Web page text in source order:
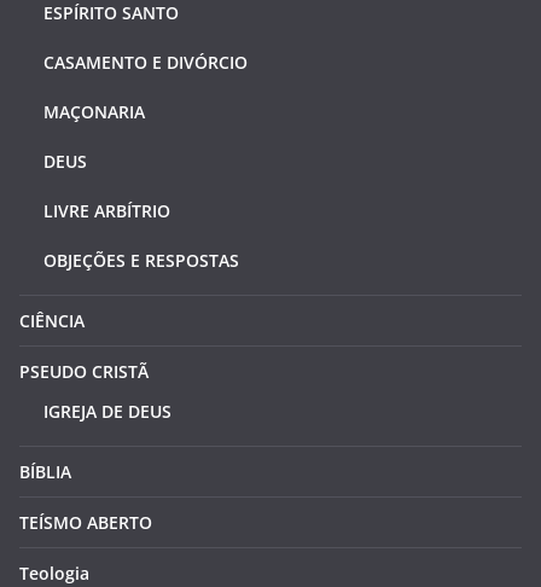
ESPÍRITO SANTO
CASAMENTO E DIVÓRCIO
MAÇONARIA
DEUS
LIVRE ARBÍTRIO
OBJEÇÕES E RESPOSTAS
CIÊNCIA
PSEUDO CRISTÃ
IGREJA DE DEUS
BÍBLIA
TEÍSMO ABERTO
Teologia